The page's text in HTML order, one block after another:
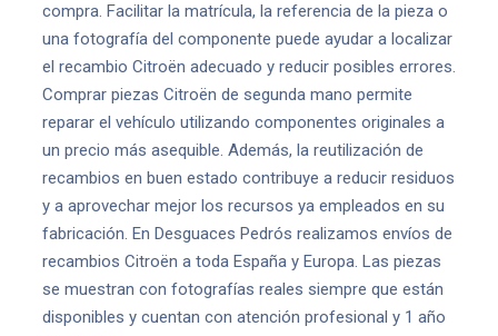
compra. Facilitar la matrícula, la referencia de la pieza o
una fotografía del componente puede ayudar a localizar
el recambio Citroën adecuado y reducir posibles errores.
Comprar piezas Citroën de segunda mano permite
reparar el vehículo utilizando componentes originales a
un precio más asequible. Además, la reutilización de
recambios en buen estado contribuye a reducir residuos
y a aprovechar mejor los recursos ya empleados en su
fabricación. En Desguaces Pedrós realizamos envíos de
recambios Citroën a toda España y Europa. Las piezas
se muestran con fotografías reales siempre que están
disponibles y cuentan con atención profesional y 1 año